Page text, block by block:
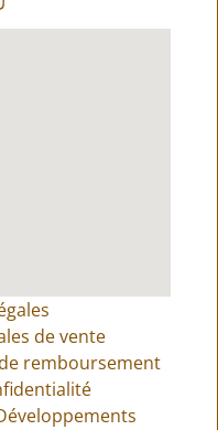
de vente
remboursement